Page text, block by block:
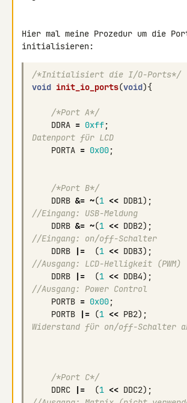
Hier mal meine Prozedur um die
initialisieren:
/*Initialisiert die I/O-Ports*/
void init_io_ports(void){
/*Port A*/
DDRA = 0xff;
Datenport für LCD
PORTA = 0x00;
/*Port B*/
DDRB &= ~(1 << DDB1);
//Eingang: USB-Meldung
DDRB &= ~(1 << DDB2);
//Eingang: on/off-Schalter
DDRB
|= (1 << DDB3);
//Ausgang: LCD-Helligkeit (PWM)
DDRB
|= (1 << DDB4);
//Ausgang: Power Control
PORTB = 0x00;
PORTB
|= (1 << PB2);
Widerstand für on/off-Schalter
/*Port C*/
DDRC
|= (1 << DDC2);